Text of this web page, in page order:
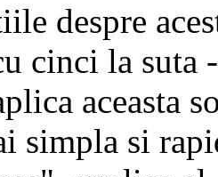
despre
cinci la suta
aceasta
simpla si